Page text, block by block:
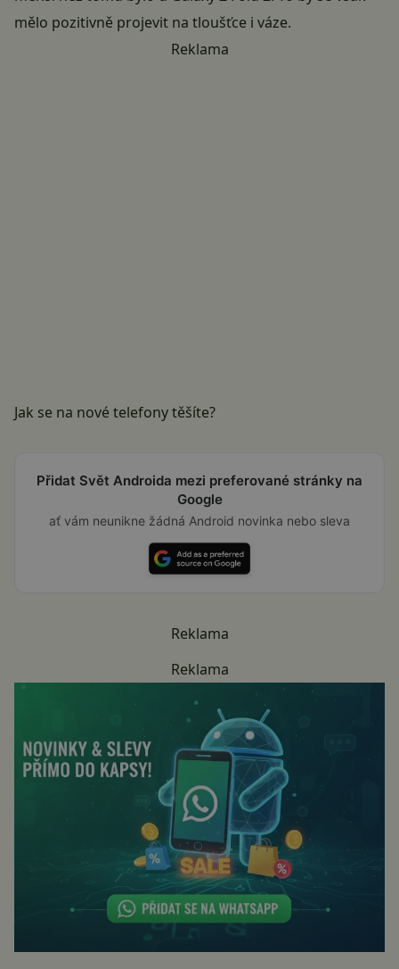
mělo pozitivně projevit na tloušťce i váze.
Reklama
Jak se na nové telefony těšíte?
Přidat Svět Androida mezi preferované stránky na
Google
ať vám neunikne žádná Android novinka nebo sleva
Reklama
Reklama